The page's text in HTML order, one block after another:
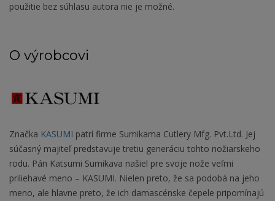
použitie bez súhlasu autora nie je možné.
O výrobcovi
Značka KASUMI patrí firme Sumikama Cutlery Mfg. Pvt.Ltd. Jej
súčasný majiteľ predstavuje tretiu generáciu tohto nožiarskeho
rodu. Pán Katsumi Sumikava našiel pre svoje nože veľmi
priliehavé meno – KASUMI. Nielen preto, že sa podobá na jeho
meno, ale hlavne preto, že ich damascénske čepele pripomínajú